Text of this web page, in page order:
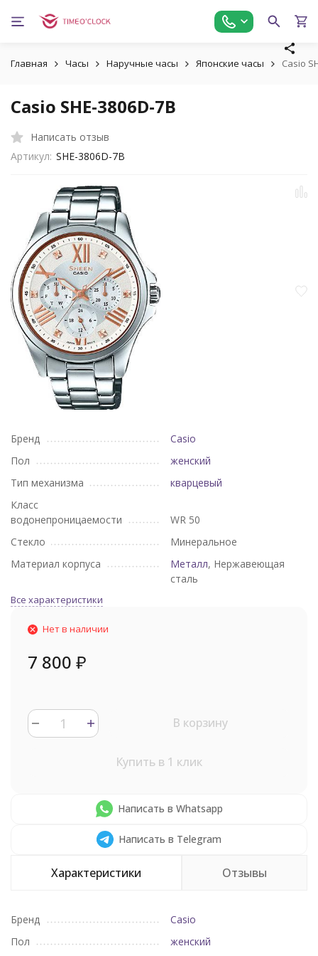
Главная Часы Наручные часы Японские часы Casio
Casio SHE-3806D-7B
Написать отзыв
Артикул: SHE-3806D-7B
Бренд
Casio
Пол
женский
Тип механизма
кварцевый
Класс
водонепроницаемости
WR 50
Стекло
Минеральное
Материал корпуса
Металл, Нержавеющая
сталь
Все характеристики
Нет в наличии
7 800 ₽
В корзину
Купить в 1 клик
Написать в Whatsapp
Написать в Telegram
Характеристики Отзывы
Бренд
Casio
Пол
женский